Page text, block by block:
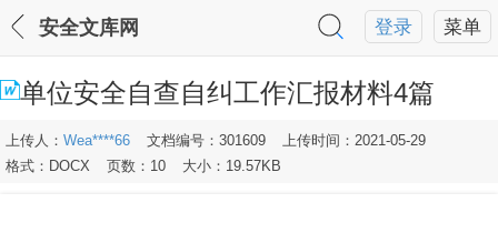
菜单
登录
安全文库网
单位安全自查自纠工作汇报材料4篇
上传人： Wea****66 文档编号：301609
上传时间：2021-05-29
格式：DOCX
页数：10 大小：19.57KB